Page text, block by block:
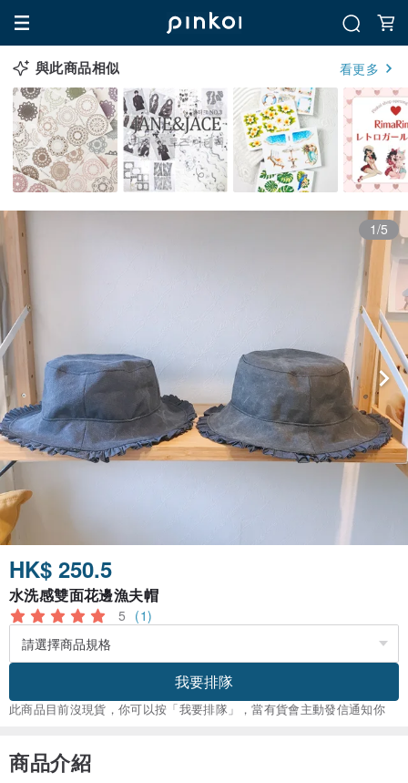
與此商品相似 看更多
1/5
HK$ 250.5
水洗感雙面花邊漁夫帽
5 (1)
我要排隊
此商品目前沒現貨，你可以按「我要排隊」，當有貨會主動發信通知你
商品介紹